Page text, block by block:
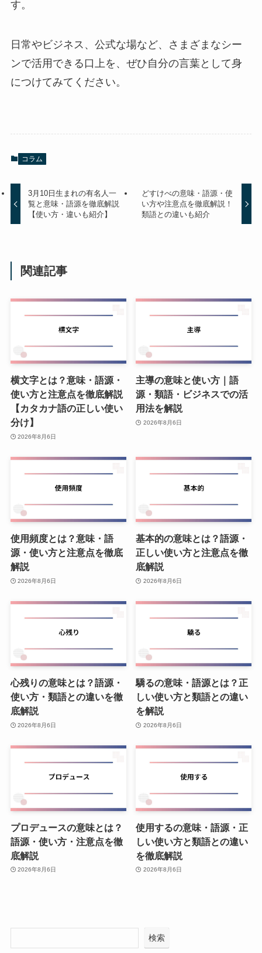
す。
日常やビジネス、公式な場など、さまざまなシー
ンで活用できる口上を、ぜひ自分の言葉として身
につけてみてください。
コラム
3月10日生まれの有名人一
覧と意味・語源を徹底解説
【使い方・違いも紹介】
どすけべの意味・語源・使
い方や注意点を徹底解説！
類語との違いも紹介
関連記事
横文字とは？意味・語源・
使い方と注意点を徹底解説
【カタカナ語の正しい使い
分け】
2026年8月6日
主導の意味と使い方｜語
源・類語・ビジネスでの活
用法を解説
2026年8月6日
使用頻度とは？意味・語
源・使い方と注意点を徹底
解説
2026年8月6日
基本的の意味とは？語源・
正しい使い方と注意点を徹
底解説
2026年8月6日
心残りの意味とは？語源・
使い方・類語との違いを徹
底解説
2026年8月6日
驕るの意味・語源とは？正
しい使い方と類語との違い
を解説
2026年8月6日
プロデュースの意味とは？
語源・使い方・注意点を徹
底解説
2026年8月6日
使用するの意味・語源・正
しい使い方と類語との違い
を徹底解説
2026年8月6日
検索